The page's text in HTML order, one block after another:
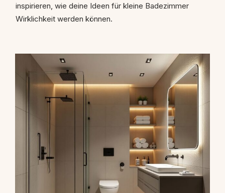
inspirieren, wie deine Ideen für kleine Badezimmer
Wirklichkeit werden können.